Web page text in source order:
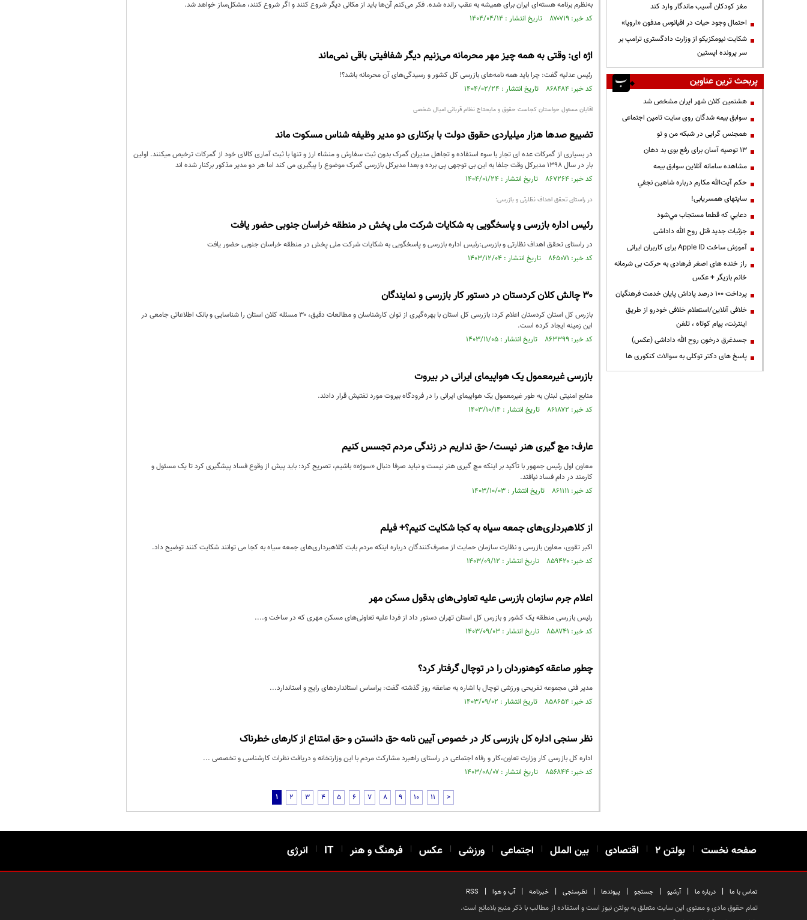
به‌نظرم برنامه هسته‌ای ایران برای همیشه به عقب رانده شده. فکر می‌کنم آن‌ها باید از مکانی دیگر شروع کنند و اگر شروع کنند، مشکل‌ساز خواهد شد.
کد خبر: ۸۷۰۷۱۹ تاریخ انتشار : ۱۴۰۴/۰۴/۱۴
اژه ای: وقتی به همه چیز مهر محرمانه می‌زنیم دیگر شفافیتی باقی نمی‌ماند
رئیس عدلیه گفت: چرا باید همه نامه‌های بازرسی کل کشور و رسیدگی‌های آن محرمانه باشد؟!
کد خبر: ۸۶۸۴۸۴ تاریخ انتشار : ۱۴۰۴/۰۲/۲۴
اقایان مسئول حواستان کجاست حقوق و مایحتاج نظام قربانی امیال شخصی
تضییع صدها هزار میلیاردی حقوق دولت با برکناری دو مدیر وظیفه شناس مسکوت ماند
در بسیاری از گمرکات عده ای تجار با سوء استفاده و تجاهل مدیران گمرک بدون ثبت سفارش و منشاء ارز و تنها با ثبت آماری کالای خود از گمرکات ترخیص میکنند. اولین
بار در سال ۱۳۹۸ مدیرکل وقت جلفا به این بی توجهی پی برده و بعدا مدیرکل بازرسی گمرک موضوع را پیگیری می کند اما هر دو مدیر مذکور برکنار شده اند
کد خبر: ۸۶۷۲۶۴ تاریخ انتشار : ۱۴۰۴/۰۱/۲۴
در راستای تحقق اهداف نظارتی و بازرسی:
رئیس اداره بازرسی و پاسخگویی به شکایات شرکت ملی پخش در منطقه خراسان جنوبی حضور یافت
در راستای تحقق اهداف نظارتی و بازرسی:رئیس اداره بازرسی و پاسخگویی به شکایات شرکت ملی پخش در منطقه خراسان جنوبی حضور یافت
کد خبر: ۸۶۵۰۷۱ تاریخ انتشار : ۱۴۰۳/۱۲/۰۴
۳۰ چالش کلان کردستان در دستور کار بازرسی و نمایندگان
بازرس کل استان کردستان اعلام کرد: بازرسی کل استان با بهره‌گیری از توان کارشناسان و مطالعات دقیق، ۳۰ مسئله کلان استان را شناسایی و بانک اطلاعاتی جامعی در
این زمینه ایجاد کرده است.
کد خبر: ۸۶۳۳۹۹ تاریخ انتشار : ۱۴۰۳/۱۱/۰۵
بازرسی غیرمعمول یک هواپیمای ایرانی در بیروت
منابع امنیتی لبنان به طور غیرمعمول یک هواپیمای ایرانی را در فرودگاه بیروت مورد تفتیش قرار دادند.
کد خبر: ۸۶۱۸۷۲ تاریخ انتشار : ۱۴۰۳/۱۰/۱۴
عارف: مچ گیری هنر نیست/ حق نداریم در زندگی مردم تجسس کنیم
معاون اول رئیس جمهور با تأکید بر اینکه مچ گیری هنر نیست و نباید صرفا دنبال «سوژه» باشیم، تصریح کرد: باید پیش از وقوع فساد پیشگیری کرد تا یک مسئول و
کارمند در دام فساد نیافتد.
کد خبر: ۸۶۱۱۱۱ تاریخ انتشار : ۱۴۰۳/۱۰/۰۳
از کلاهبرداری‌های جمعه سیاه به کجا شکایت کنیم؟+ فیلم
اکبر تقوی، معاون بازرسی و نظارت سازمان حمایت از مصرف‌کنندگان درباره اینکه مردم بابت کلاهبرداری‌های جمعه سیاه به کجا می توانند شکایت کنند توضیح داد.
کد خبر: ۸۵۹۴۲۰ تاریخ انتشار : ۱۴۰۳/۰۹/۱۲
اعلام جرم سازمان بازرسی علیه تعاونی‌های بدقول مسکن مهر
رئیس بازرسی منطقه یک کشور و بازرس کل استان تهران دستور داد از فردا علیه تعاونی‌های مسکن مهری که در ساخت و....
کد خبر: ۸۵۸۷۴۱ تاریخ انتشار : ۱۴۰۳/۰۹/۰۳
چطور صاعقه کوهنوردان را در توچال گرفتار کرد؟
مدیر فنی مجموعه تفریحی ورزشی توچال با اشاره به صاعقه روز گذشته گفت: براساس استانداردهای رایج و استاندارد...
کد خبر: ۸۵۸۶۵۴ تاریخ انتشار : ۱۴۰۳/۰۹/۰۲
نظر سنجی اداره کل بازرسی کار در خصوص آیین نامه حق دانستن و حق امتناع از کارهای خطرناک
اداره کل بازرسی کار وزارت تعاون،کار و رفاه اجتماعی در راستای راهبرد مشارکت مردم با این وزارتخانه و دریافت نظرات کارشناسی و تخصصی ...
کد خبر: ۸۵۶۸۴۴ تاریخ انتشار : ۱۴۰۳/۰۸/۰۷
1 2 3 4 5 6 7 8 9 10 11 >
مغز کودکان آسیب ماندگار وارد کند
احتمال وجود حیات در اقیانوس مدفون «اروپا»
شکایت نیومکزیکو از وزارت دادگستری ترامپ بر
سر پرونده اپستین
پربحث ترین عناوین
هشتمین کلان شهر ایران مشخص شد
سوابق بیمه شدگان روی سایت تامین اجتماعی
همجنس گرایی در شبکه من و تو
13 توصیه آسان برای رفع بوی بد دهان
مشاهده سامانه آنلاين سوابق بیمه
حكم آيت‌الله مكارم درباره شاهين نجفي
سایتهای همسریابی!
دعايي كه قطعا مستجاب مي‌شود
جزئیات جدید قتل روح الله داداشی
آموزش ساخت Apple ID برای کاربران ایرانی
راز خنده های اصغر فرهادی به حرکت بی شرمانه
خانم بازیگر + عکس
پرداخت ۱۰۰ درصد پاداش پایان خدمت فرهنگیان
خلافی آنلاین/استعلام خلافی خودرو از طریق
اینترنت، پیام کوتاه ، تلفن
جسدغرق درخون روح الله داداشی (عکس)
پاسخ های دکتر توکلی به سوالات کنکوری ها
صفحه نخست | بولتن ۲ | اقتصادی | بین الملل | اجتماعی | ورزشی | عکس | فرهنگ و هنر |
IT
| انرژی
تماس با ما | درباره ما | آرشیو | جستجو | پیوندها | نظرسنجی | خبرنامه | آب و هوا |
RSS
تمام حقوق مادی و معنوی این سایت متعلق به بولتن نیوز است و استفاده از مطالب با ذکر منبع بلامانع است.